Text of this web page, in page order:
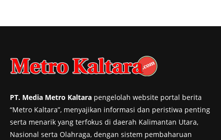
PT. Media Metro Kaltara pengelolah website portal berita
“Metro Kaltara”, menyajikan informasi dan peristiwa penting
serta menarik yang terfokus di daerah Kalimantan Utara,
Nasional serta Olahraga, dengan sistem pembaharuan